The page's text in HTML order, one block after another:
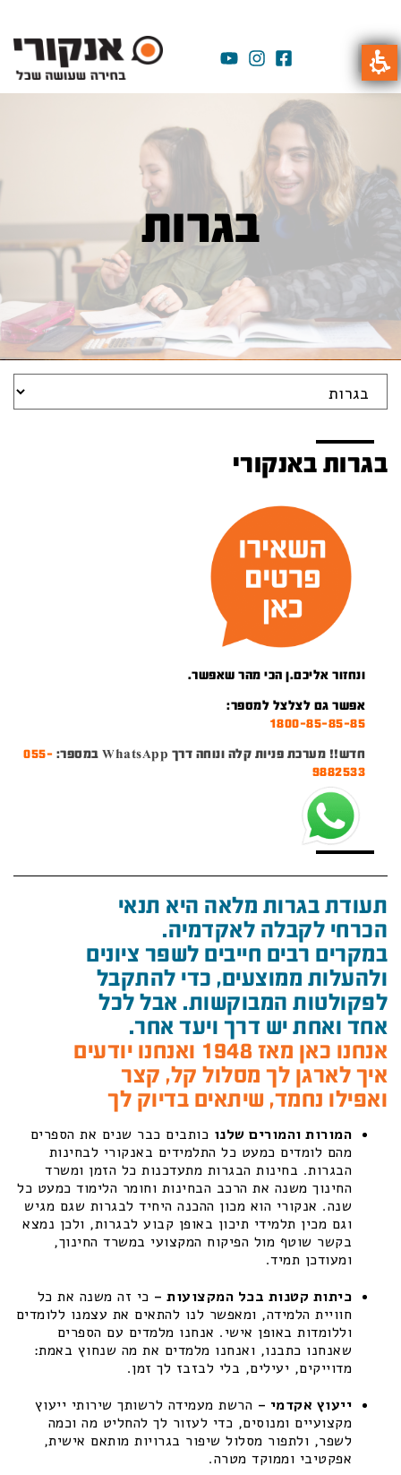
בגרות
בגרות באנקורי
ונחזור אליכם.ן הכי מהר שאפשר.
אפשר גם לצלצל למספר:
1800-85-85-85
חדש!! מערכת פניות קלה ונוחה דרך WhatsApp במספר:
055-
9882533
תעודת בגרות מלאה היא תנאי
הכרחי לקבלה לאקדמיה.
במקרים רבים חייבים לשפר ציונים
ולהעלות ממוצעים, כדי להתקבל
לפקולטות המבוקשות. אבל לכל
אחד ואחת יש דרך ויעד אחר.
אנחנו כאן מאז 1948 ואנחנו יודעים
איך לארגן לך מסלול קל, קצר
ואפילו נחמד, שיתאים בדיוק לך
המורות והמורים שלנו כותבים כבר שנים את הספרים
מהם לומדים כמעט כל התלמידים באנקורי לבחינות
הבגרות. בחינות הבגרות מתעדכנות כל הזמן ומשרד
החינוך משנה את הרכב הבחינות וחומר הלימוד כמעט כל
שנה. אנקורי הוא מכון ההכנה היחיד לבגרות שגם מגיש
וגם מכין תלמידי תיכון באופן קבוע לבגרות, ולכן נמצא
בקשר שוטף מול הפיקוח המקצועי במשרד החינוך,
ומעודכן תמיד.
כיתות קטנות בכל המקצועות – כי זה משנה את כל
חוויית הלמידה, ומאפשר לנו להתאים את עצמנו ללומדים
וללומדות באופן אישי. אנחנו מלמדים עם הספרים
שאנחנו כתבנו, ואנחנו מלמדים את מה שנחוץ באמת:
מדוייקים, יעילים, בלי לבזבז לך זמן.
ייעוץ אקדמי – הרשת מעמידה לרשותך שירותי ייעוץ
מקצועיים ומנוסים, כדי לעזור לך להחליט מה וכמה
לשפר, ולתפור מסלול שיפור בגרויות מותאם אישית,
אפקטיבי וממוקד מטרה.